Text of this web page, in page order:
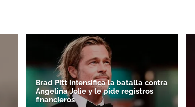
Brad Pitt intensifica la batalla contra
Angelina Jolie y le pide registros
financieros